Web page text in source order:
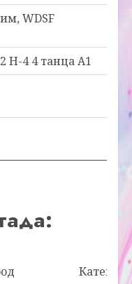
WDSF
Н-4 4 танца А1